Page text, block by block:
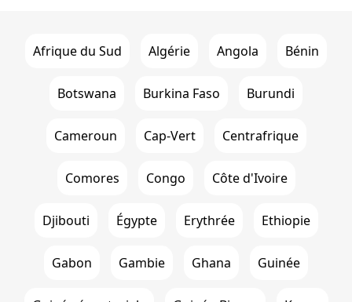
Afrique du Sud Algérie Angola Bénin
Botswana Burkina Faso Burundi
Cameroun Cap-Vert Centrafrique
Comores Congo Côte d'Ivoire
Djibouti Égypte Erythrée Ethiopie
Gabon Gambie Ghana Guinée